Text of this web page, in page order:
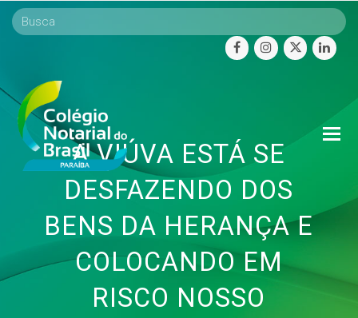
facebookinstagram
twitter
A VIÚVA ESTÁ SE
DESFAZENDO DOS
BENS DA HERANÇA E
COLOCANDO EM
RISCO NOSSO